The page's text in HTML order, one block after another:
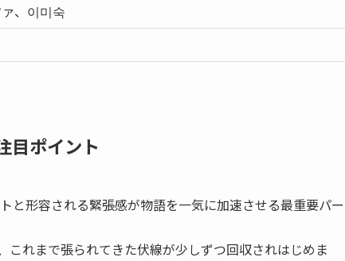
、이미숙
目ポイント
と形容される緊張感が物語を一気に加速させる最重要パー
れまで張られてきた伏線が少しずつ回収されはじめま